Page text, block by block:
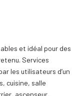
et idéal pour des
Services
les utilisateurs d’un
cuisine, salle
ascenseur,